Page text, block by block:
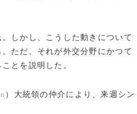
しかし、こうした動きについて
ただ、それが外交分野にかつて
とを説明した。
）大統領の仲介により、来週シン